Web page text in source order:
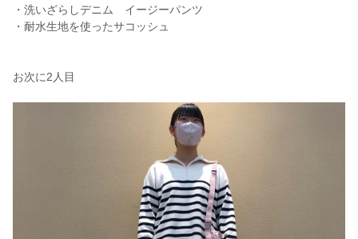
・洗いざらしデニム イージーパンツ
・耐水生地を使ったサコッシュ
お次に2人目